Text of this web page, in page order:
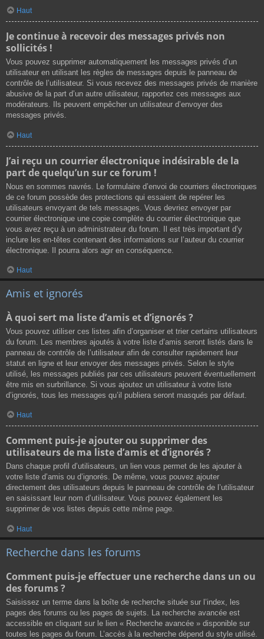
Haut
Je continue à recevoir des messages privés non
sollicités !
Vous pouvez supprimer automatiquement les messages privés d’un
utilisateur en utilisant les règles de messages depuis le panneau de
contrôle de l’utilisateur. Si vous recevez des messages privés de manière
abusive de la part d’un autre utilisateur, rapportez ces messages aux
modérateurs. Ils peuvent empêcher un utilisateur d’envoyer des
messages privés.
Haut
J’ai reçu un courrier électronique indésirable de la
part de quelqu’un sur ce forum !
Nous en sommes navrés. Le formulaire d’envoi de courriers électroniques
de ce forum possède des protections qui essaient de repérer les
utilisateurs envoyant de tels messages. Vous devriez envoyer par
courrier électronique une copie complète du courrier électronique que
vous avez reçu à un administrateur du forum. Il est très important d’y
inclure les en-têtes contenant des informations sur l’auteur du courrier
électronique. Il pourra alors agir en conséquence.
Haut
Amis et ignorés
À quoi sert ma liste d’amis et d’ignorés ?
Vous pouvez utiliser ces listes afin d’organiser et trier certains utilisateurs
du forum. Les membres ajoutés à votre liste d’amis seront listés dans le
panneau de contrôle de l’utilisateur afin de consulter rapidement leur
statut en ligne et leur envoyer des messages privés. Selon le style
utilisé, les messages publiés par ces utilisateurs peuvent éventuellement
être mis en surbrillance. Si vous ajoutez un utilisateur à votre liste
d’ignorés, tous les messages qu’il publiera seront masqués par défaut.
Haut
Comment puis-je ajouter ou supprimer des
utilisateurs de ma liste d’amis et d’ignorés ?
Dans chaque profil d’utilisateurs, un lien vous permet de les ajouter à
votre liste d’amis ou d’ignorés. De même, vous pouvez ajouter
directement des utilisateurs depuis le panneau de contrôle de l’utilisateur
en saisissant leur nom d’utilisateur. Vous pouvez également les
supprimer de vos listes depuis cette même page.
Haut
Recherche dans les forums
Comment puis-je effectuer une recherche dans un ou
des forums ?
Saisissez un terme dans la boîte de recherche située sur l’index, les
pages des forums ou les pages de sujets. La recherche avancée est
accessible en cliquant sur le lien « Recherche avancée » disponible sur
toutes les pages du forum. L’accès à la recherche dépend du style utilisé.